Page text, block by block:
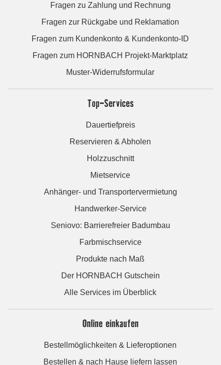
Fragen zu Zahlung und Rechnung
Fragen zur Rückgabe und Reklamation
Fragen zum Kundenkonto & Kundenkonto-ID
Fragen zum HORNBACH Projekt-Marktplatz
Muster-Widerrufsformular
Top-Services
Dauertiefpreis
Reservieren & Abholen
Holzzuschnitt
Mietservice
Anhänger- und Transportervermietung
Handwerker-Service
Seniovo: Barrierefreier Badumbau
Farbmischservice
Produkte nach Maß
Der HORNBACH Gutschein
Alle Services im Überblick
Online einkaufen
Bestellmöglichkeiten & Lieferoptionen
Bestellen & nach Hause liefern lassen